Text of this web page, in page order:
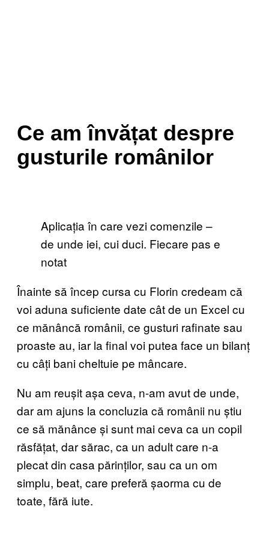
Ce am învățat despre
gusturile românilor
Aplicația în care vezi comenzile –
de unde iei, cui duci. Fiecare pas e
notat
Înainte să încep cursa cu Florin credeam că
voi aduna suficiente date cât de un Excel cu
ce mănâncă românii, ce gusturi rafinate sau
proaste au, iar la final voi putea face un bilanț
cu câți bani cheltuie pe mâncare.
Nu am reușit așa ceva, n-am avut de unde,
dar am ajuns la concluzia că românii nu știu
ce să mănânce și sunt mai ceva ca un copil
răsfățat, dar sărac, ca un adult care n-a
plecat din casa părinților, sau ca un om
simplu, beat, care preferă șaorma cu de
toate, fără iute.